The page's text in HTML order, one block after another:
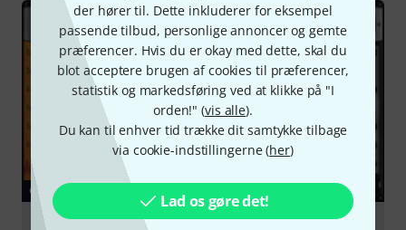
der hører til. Dette inkluderer for eksempel
passende tilbud, personlige annoncer og gemte
præferencer. Hvis du er okay med dette, skal du
blot acceptere brugen af cookies til præferencer,
statistik og markedsføring ved at klikke på "I
orden!" (vis alle).
Du kan til enhver tid trække dit samtykke tilbage
via cookie-indstillingerne (her)
Lad os gøre det!
GUIDE
Sound Libraries & Sampling